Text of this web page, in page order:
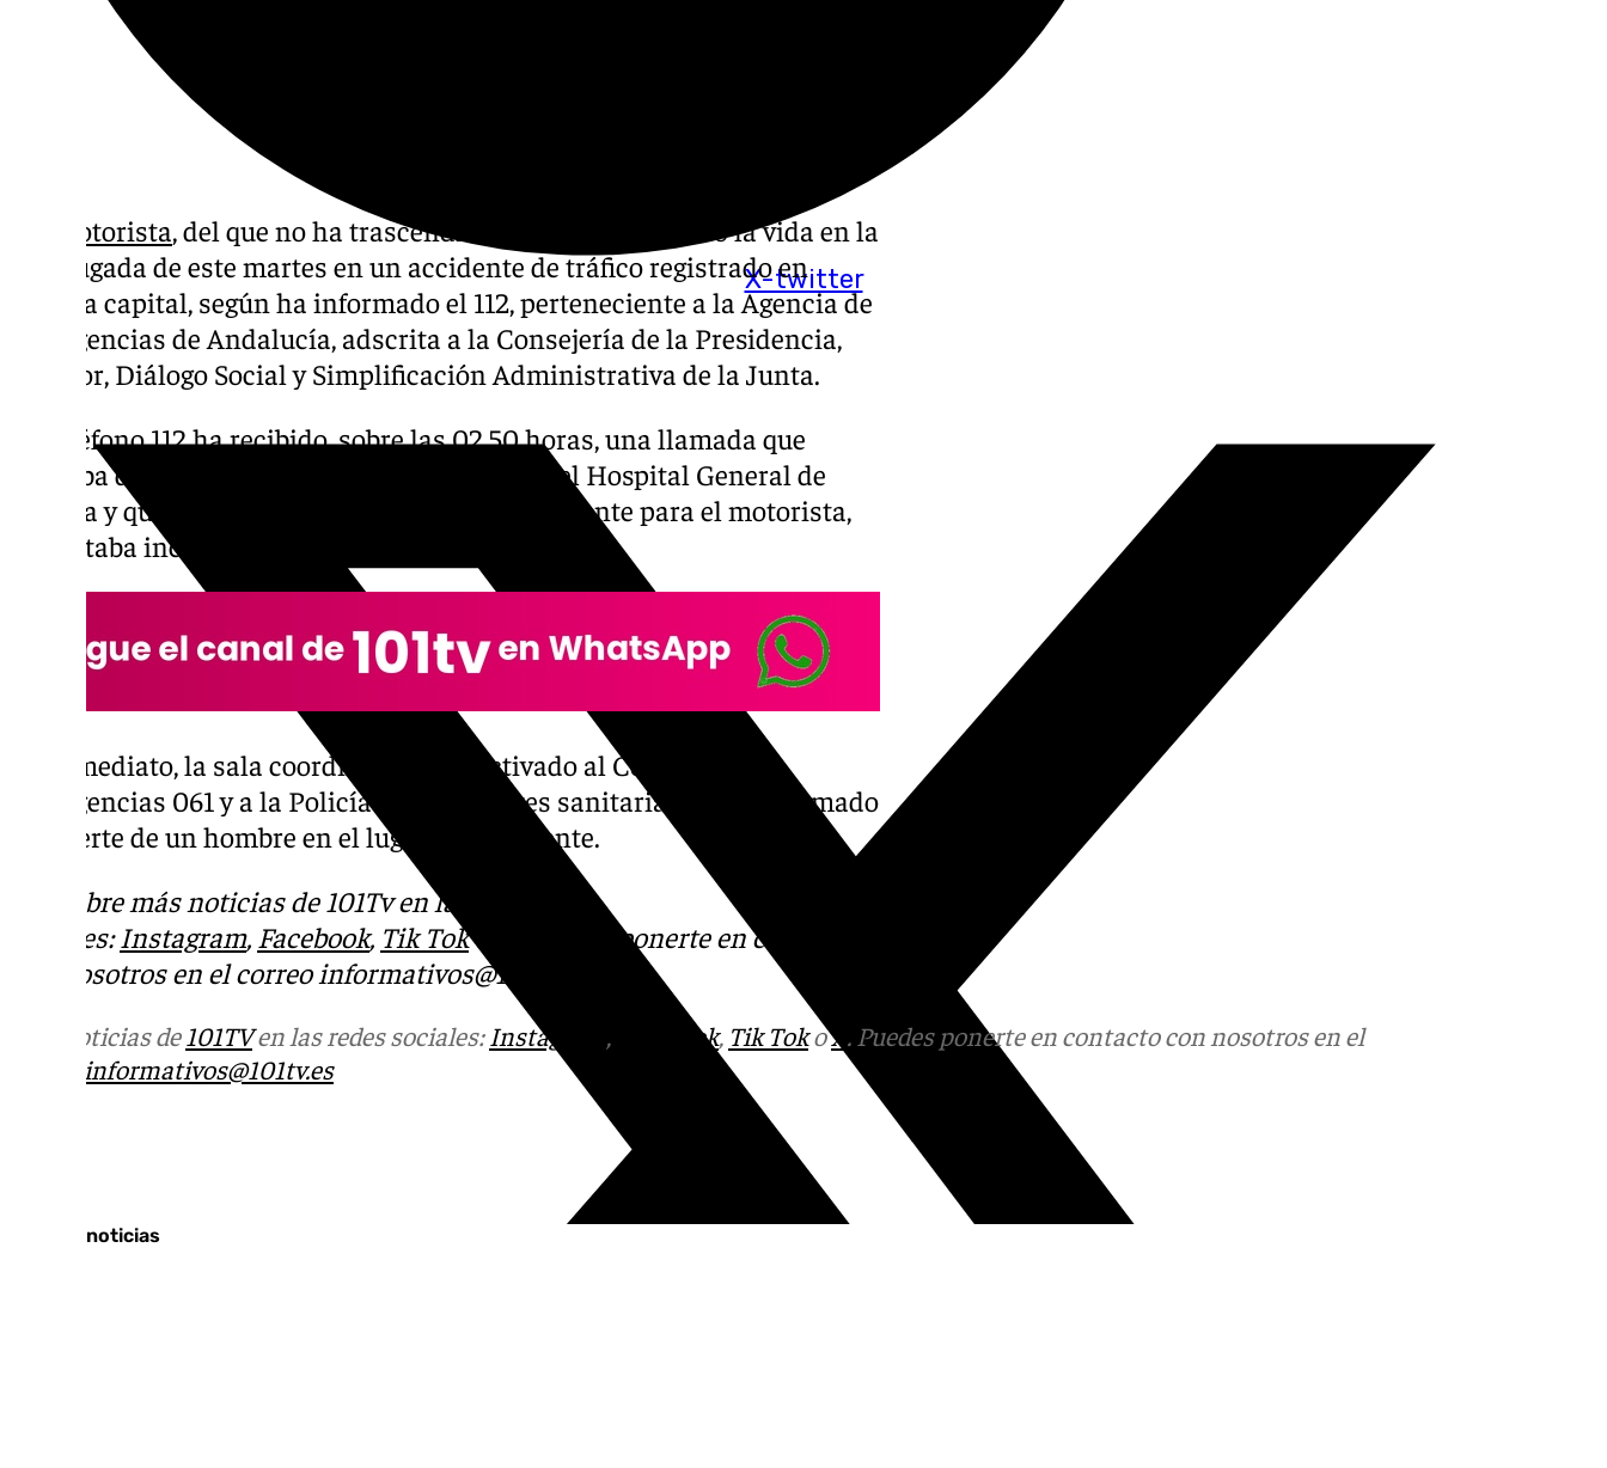
X-twitter
motorista, del que no ha trascendido la edad, ha perdido la vida en la
madrugada de este martes en un accidente de tráfico registrado en
Málaga capital, según ha informado el 112, perteneciente a la Agencia de
Emergencias de Andalucía, adscrita a la Consejería de la Presidencia,
Interior, Diálogo Social y Simplificación Administrativa de la Junta.
El Teléfono 112 ha recibido, sobre las 02.50 horas, una llamada que
alertaba de una caída de moto en la rotonda del Hospital General de
Málaga y que solicitaba asistencia sanitaria urgente para el motorista,
que estaba inconsciente en la calzada.
De inmediato, la sala coordinadora ha activado al Centro de
Emergencias 061 y a la Policía Local. Fuentes sanitarias han confirmado
la muerte de un hombre en el lugar del accidente.
Descubre más noticias de 101Tv en las redes
sociales: Instagram, Facebook, Tik Toko
. Puedes ponerte en contacto
con nosotros en el correo informativos@101tv.es
Más noticias de 101TVen las redes sociales: Instagram , Facebook, Tik TokoX . Puedes ponerte en contacto con nosotros en el
informativos@101tv.es
Últimas noticias